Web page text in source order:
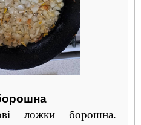
ложки борошна.